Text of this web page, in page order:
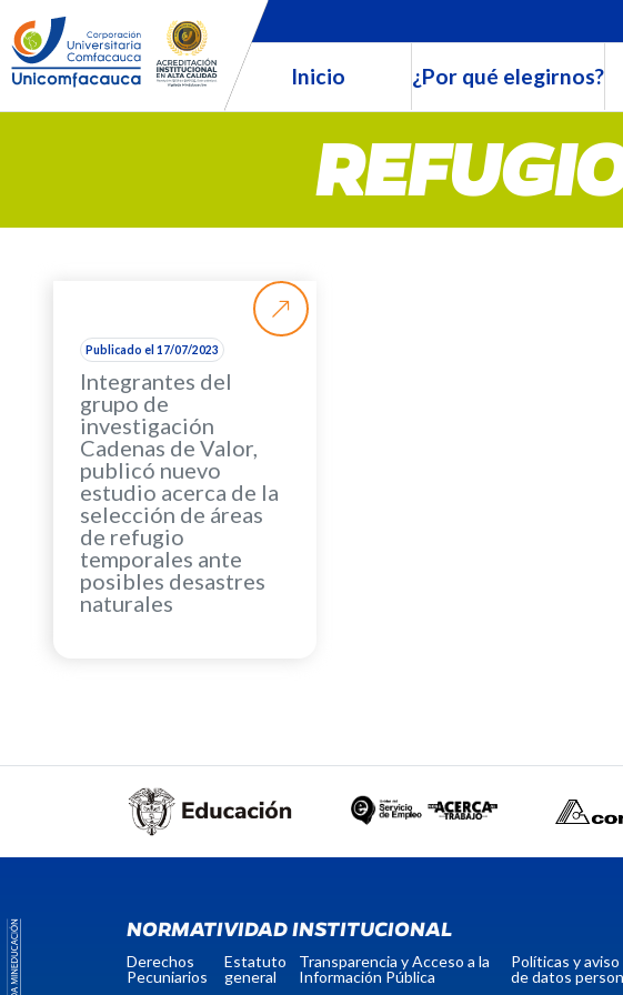
Inicio ¿Por qué elegirnos?
Publicado el 17/07/2023
Integrantes del
grupo de
investigación
Cadenas de Valor,
publicó nuevo
estudio acerca de la
selección de áreas
de refugio
temporales ante
posibles desastres
naturales
NORMATIVIDAD INSTITUCIONAL
Derechos
Pecuniarios
Estatuto
general
Transparencia y Acceso a la
Información Pública
Políticas y
de datos